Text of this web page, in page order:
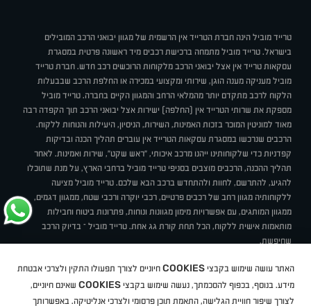
טרייד מוביל הינה חברת הטרייד אין הרשמית של מגוון יבואני הרכב המובילים
בישראל. טרייד מוביל מתמחה ברכישת רכבים מיד ראשונה פרטית במסגרת
עסקאות טרייד אין אצל יבואני הרכב מלקוחות הרוכשים רכב חדש. חברת טרייד
מוביל מעניקה מענה הוגן, שירותי ומקצועי במכירה או החלפת הרכב שבבעלות
הלקוח לרכב מתקדם יותר מהמלאי הרחב והמגוון הקיים בחברה. טרייד מוביל
מספקת את שרותי הטרייד אין (החלפה) ישירות אצל יבואני הרכב תוך הקפדה רבה
מאוד למוניטין המוכר בזכות האמינות, השירות, הניסיון, היעילות והנוחות ללקוח.
הרכבים שנרכשו במסגרת עסקאות הטרייד אין עוברים תהליך הכנה ובדיקות
קפדניות כדי שלקוחותינו ייהנו מרכב איכותי, "ראש שקט", שירות ואמינות. לאחר
תהליך ההכנה, הרכבים מוצבים בסניפי טרייד מוביל ברחבי הארץ, על מנת שתוכלו
להגיע, להתרשם, לחוות ולהתחדש ברכב הבא שלכם. טרייד מוביל מציעה
ללקוחותיה מגוון רחב של רכבים פרטיים, רכבי יוקרה ורכבי שטח, ממגוון דגמים,
ממגוון המותגים, עם אפשרויות מימון מגוונות ונוחות, פתרונות ביטוח וחבילות
מותאמות אישית ללקוח, הכל תחת קורת גג אחת. טרייד מוביל – בדיוק הרכב
שחיפשת.
תקנוןBUY BACKמבצעיםמגזין טרייד מובילאיך זה עובד? דרושים
ניהול העדפות עוגיות
האתר עושה שימוש בקבצי COOKIES חיוניים לצורך תפעולו התקין ולצרכי אבטחת
מידע. בנוסף, בכפוף להסכמתך, נעשה שימוש בקבצי COOKIES שאינם חיוניים,
לצורך שיפור חוויית הגלישה, התאמת תוכן פרסומי ולצרכי אנליטיקה. באפשרותך